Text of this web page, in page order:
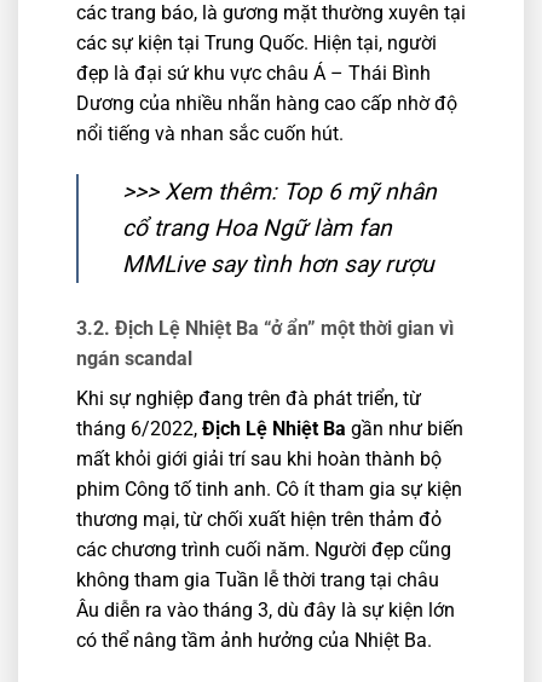
các trang báo, là gương mặt thường xuyên tại
các sự kiện tại Trung Quốc. Hiện tại, người
đẹp là đại sứ khu vực châu Á – Thái Bình
Dương của nhiều nhãn hàng cao cấp nhờ độ
nổi tiếng và nhan sắc cuốn hút.
>>> Xem thêm: Top 6 mỹ nhân
cổ trang Hoa Ngữ làm fan
MMLive say tình hơn say rượu
3.2. Địch Lệ Nhiệt Ba “ở ẩn” một thời gian vì
ngán scandal
Khi sự nghiệp đang trên đà phát triển, từ
tháng 6/2022, Địch Lệ Nhiệt Ba gần như biến
mất khỏi giới giải trí sau khi hoàn thành bộ
phim Công tố tinh anh. Cô ít tham gia sự kiện
thương mại, từ chối xuất hiện trên thảm đỏ
các chương trình cuối năm. Người đẹp cũng
không tham gia Tuần lễ thời trang tại châu
Âu diễn ra vào tháng 3, dù đây là sự kiện lớn
có thể nâng tầm ảnh hưởng của Nhiệt Ba.